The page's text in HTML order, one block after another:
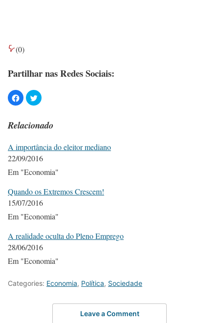
(0)
Partilhar nas Redes Sociais:
Relacionado
A importância do eleitor mediano
22/09/2016
Em "Economia"
Quando os Extremos Crescem!
15/07/2016
Em "Economia"
A realidade oculta do Pleno Emprego
28/06/2016
Em "Economia"
Categories: Economia, Política, Sociedade
Leave a Comment